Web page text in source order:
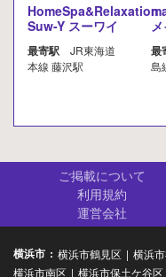
Suw-Y スーワイ
最寄駅
JR東海道
本線 藤沢駅
最
島
ご掲載について
利用規約
運営会社
横浜市 横浜市鶴見区 横浜
横浜市南区
横浜市保土ケ谷区